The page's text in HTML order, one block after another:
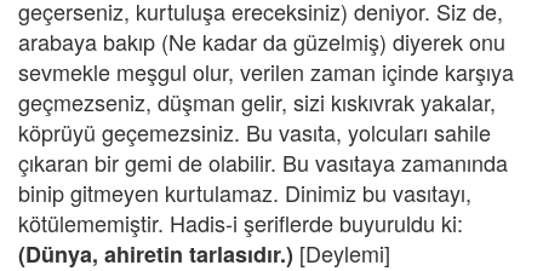
geçerseniz, kurtuluşa ereceksiniz) deniyor. Siz de,
arabaya bakıp (Ne kadar da güzelmiş) diyerek onu
sevmekle meşgul olur, verilen zaman içinde karşıya
geçmezseniz, düşman gelir, sizi kıskıvrak yakalar,
köprüyü geçemezsiniz. Bu vasıta, yolcuları sahile
çıkaran bir gemi de olabilir. Bu vasıtaya zamanında
binip gitmeyen kurtulamaz. Dinimiz bu vasıtayı,
kötülememiştir. Hadis-i şeriflerde buyuruldu ki:
(Dünya, ahiretin tarlasıdır.) [Deylemi]